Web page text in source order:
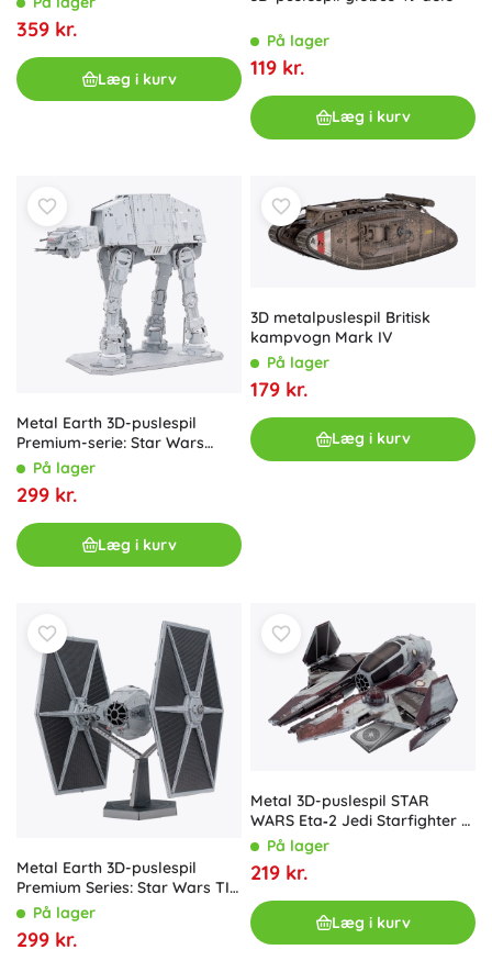
359 kr.
Læg i kurv
På lager
119 kr.
Læg i kurv
Metal Earth 3D-puslespil
Premium-serie: Star Wars
Imperielt AT-AT
På lager
299 kr.
Læg i kurv
3D metalpuslespil Britisk
kampvogn Mark IV
På lager
179 kr.
Læg i kurv
Metal Earth 3D-puslespil
Premium Series: Star Wars TIE
Fighter
På lager
299 kr.
Metal 3D-puslespil STAR
WARS Eta‑2 Jedi Starfighter –
METAL EARTH
På lager
219 kr.
Læg i kurv